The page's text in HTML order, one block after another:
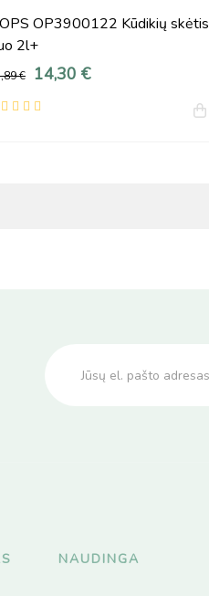
OP3900122 Kūdikių skėtis
2l+
€ 14,30 €
NAUDINGA